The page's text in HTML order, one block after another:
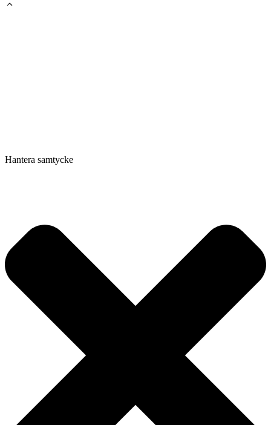
Hantera samtycke